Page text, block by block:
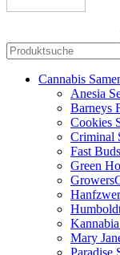
Cannabis
Anesia
Barneys
Cookies
Criminal
Fast Buds
Green
Mary
Paradise